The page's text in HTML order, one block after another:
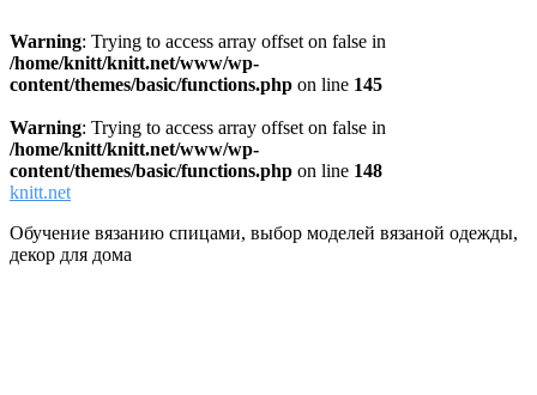
Warning: Trying to access array offset on false in
/home/knitt/knitt.net/www/wp-
content/themes/basic/functions.php on line 145
Warning: Trying to access array offset on false in
/home/knitt/knitt.net/www/wp-
content/themes/basic/functions.php on line 148
knitt.net
Обучение вязанию спицами, выбор моделей вязаной одежды,
декор для дома